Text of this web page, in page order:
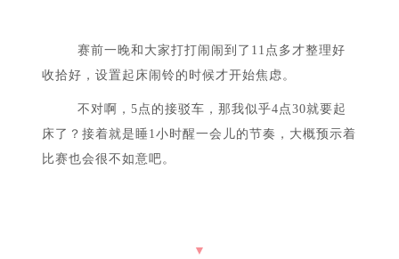
赛前一晚和大家打打闹闹到了11点多才整理好
收拾好，设置起床闹铃的时候才开始焦虑。
不对啊，5点的接驳车，那我似乎4点30就要起
床了？接着就是睡1小时醒一会儿的节奏，大概预示着
比赛也会很不如意吧。
▼